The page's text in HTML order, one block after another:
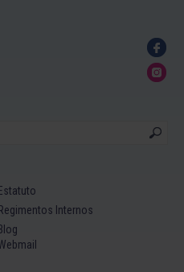
Estatuto
Regimentos Internos
Blog